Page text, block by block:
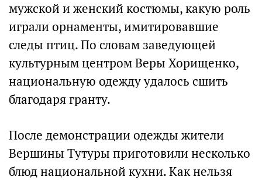
мужской и женский костюмы, какую роль
играли орнаменты, имитировавшие
следы птиц. По словам заведующей
культурным центром Веры Хорищенко,
национальную одежду удалось сшить
благодаря гранту.
После демонстрации одежды жители
Вершины Тутуры приготовили несколько
блюд национальной кухни. Как нельзя